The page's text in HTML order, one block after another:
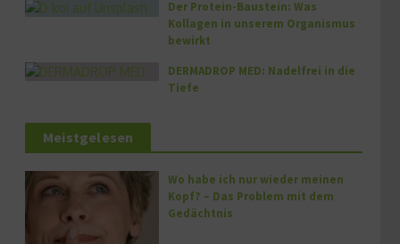
Der Protein-Baustein: Was
Kollagen in unserem Organismus
bewirkt
DERMADROP MED: Nadelfrei in die
Tiefe
Meistgelesen
Wo habe ich nur wieder meinen
Kopf? – Das Problem mit dem
Gedächtnis